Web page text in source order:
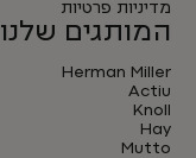
מדיניות פרטיות
המותגים שלנו
Herman Miller
Actiu
Knoll
Hay
Mutto